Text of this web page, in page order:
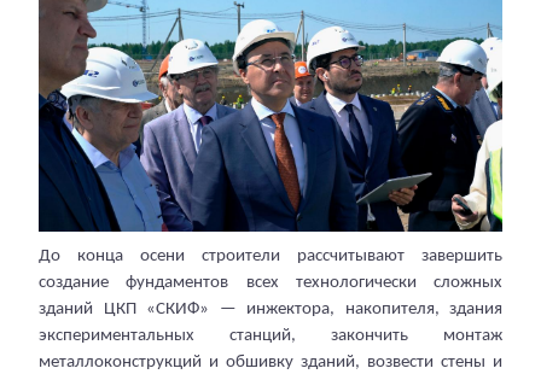
До конца осени строители рассчитывают завершить
создание фундаментов всех технологически сложных
зданий ЦКП «СКИФ» — инжектора, накопителя, здания
экспериментальных станций, закончить монтаж
металлоконструкций и обшивку зданий, возвести стены и